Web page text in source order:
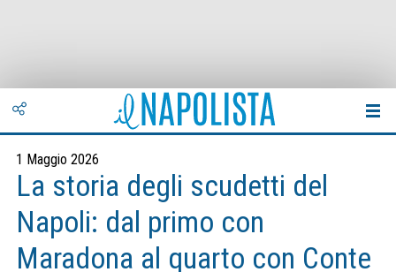
1 Maggio 2026
La storia degli scudetti del
Napoli: dal primo con
Maradona al quarto con Conte